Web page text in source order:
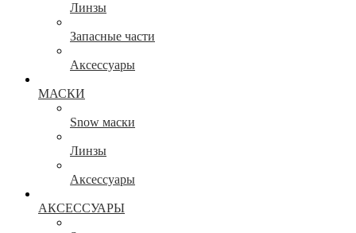
Линзы
Запасные части
Аксессуары
МАСКИ
Snow маски
Линзы
Аксессуары
АКСЕССУАРЫ